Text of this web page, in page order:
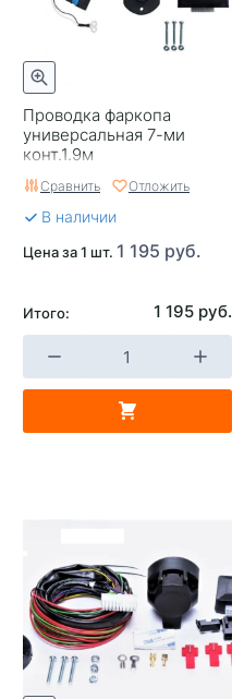
Проводка фаркопа
универсальная 7-ми
конт.1.9м
Сравнить Отложить
В наличии
Цена за 1 шт. 1 195 руб.
Итого: 1 195 руб.